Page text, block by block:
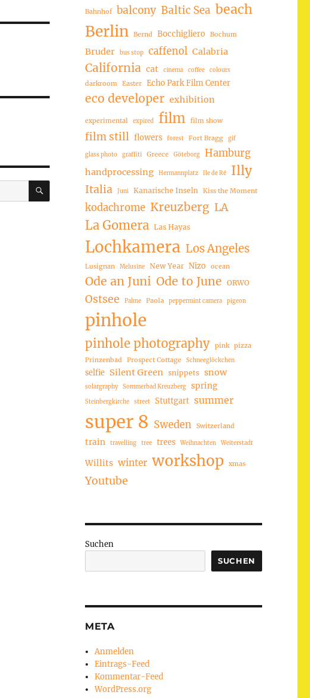
SUCHEN
Bahnhof balcony Baltic Sea beach
Berlin Bernd Bocchigliero Bochum
Bruder bus stop caffenol Calabria
California cat cinema coffee colours
darkroom Easter Echo Park Film Center
eco developer exhibition
experimental expired film film show
film still flowers forest Fort Bragg gif
glass photo graffiti Greece Göteborg Hamburg
handprocessing Hermannplatz Ile de Ré Illy
Italia Juni Kanarische Inseln Kiss the Moment
kodachrome Kreuzberg LA
La Gomera Las Hayas
Lochkamera Los Angeles
Lusignan Melusine New Year Nizo ocean
Ode an Juni Ode to June ORWO
Ostsee Palme Paola peppermint camera pigeon
pinhole
pinhole photography pink pizza
Prinzenbad
Prospect Cottage Schneeglöckchen
selfie Silent Green snippets snow
solargraphy Sommerbad Kreuzberg spring
Steinbergkirche street Stuttgart summer
super 8 Sweden Switzerland
train travelling tree trees Weihnachten Weiterstadt
Willits winter workshop xmas
Youtube
Suchen
SUCHEN
META
Anmelden
Eintrags-Feed
Kommentar-Feed
WordPress.org